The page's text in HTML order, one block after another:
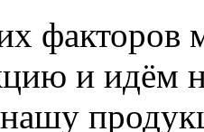
факторов
и идём